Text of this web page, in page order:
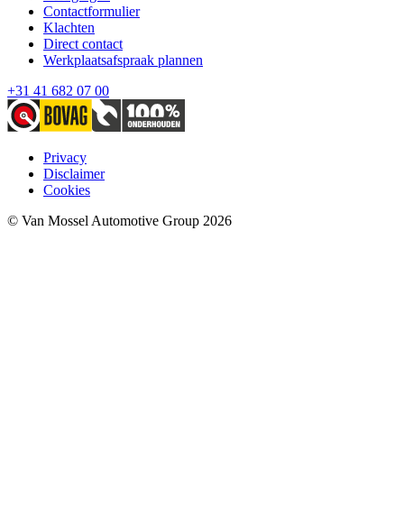
Contactformulier
Klachten
Direct contact
Werkplaatsafspraak plannen
+31 41 682 07 00
Privacy
Disclaimer
Cookies
© Van Mossel Automotive Group 2026